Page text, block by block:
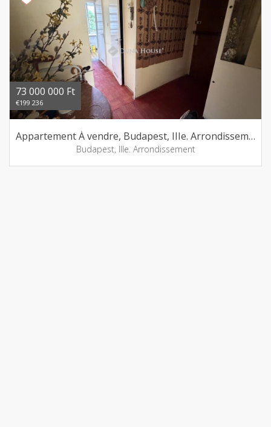
73 000 000 Ft
€199 236
Appartement Á vendre, Budapest, IIIe. Arrondissement
Budapest, IIIe. Arrondissement